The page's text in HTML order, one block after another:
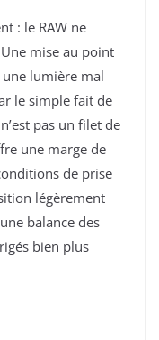
: le RAW ne
mise au point
lumière mal
le simple fait de
pas un filet de
une marge de
de prise
légèrement
balance des
bien plus